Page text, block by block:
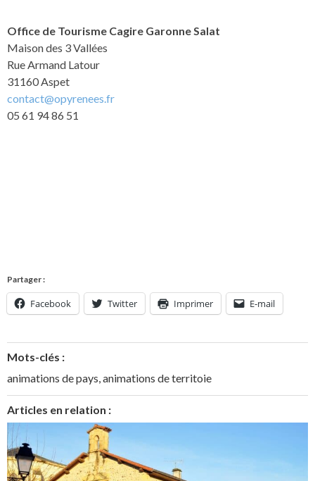
Office de Tourisme Cagire Garonne Salat
Maison des 3 Vallées
Rue Armand Latour
31160 Aspet
contact@opyrenees.fr
05 61 94 86 51
Partager :
Facebook Twitter Imprimer E-mail
Mots-clés :
animations de pays animations de territoie
Articles en relation :